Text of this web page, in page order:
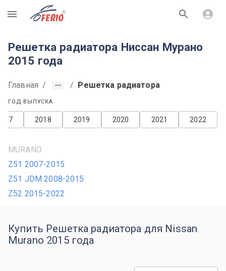
R
Решетка радиатора Ниссан Мурано
2015 года
Главная / / Решетка радиатора
ГОД ВЫПУСКА
2022
2021
2020
2019
2018
MURANO
Z51 2007-2015
Z51 JDM 2008-2015
Z52 2015-2022
Купить Решетка радиатора для Nissan
Murano 2015 года